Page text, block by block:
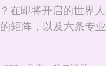
在即将开启的世界人
矩阵，以及六条专业